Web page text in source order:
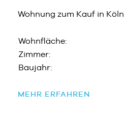
Wohnung zum Kauf in Köln
Wohnfläche:
Zimmer:
Baujahr:
MEHR ERFAHREN